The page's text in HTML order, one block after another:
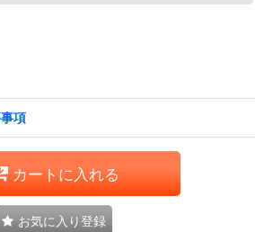
項
カートに入れる
お気に入り登録